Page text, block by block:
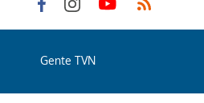
Gente TVN